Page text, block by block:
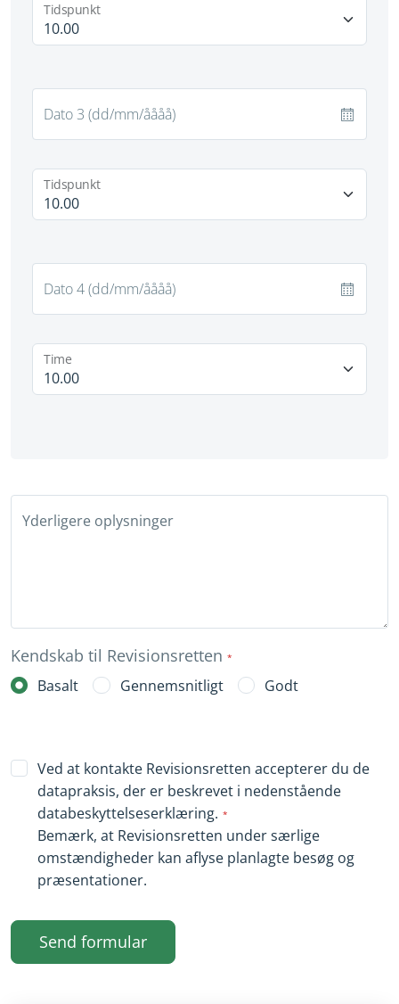
Tidspunkt
Tidspunkt
Time
Yderligere oplysninger
Kendskab til Revisionsretten
Basalt Gennemsnitligt Godt
Ved at kontakte Revisionsretten accepterer du de
datapraksis, der er beskrevet i nedenstående
databeskyttelseserklæring.
Bemærk, at Revisionsretten under særlige
omstændigheder kan aflyse planlagte besøg og
præsentationer.
Send formular